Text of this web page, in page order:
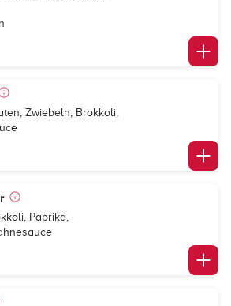
Zwiebeln, Brokkoli,
Paprika,